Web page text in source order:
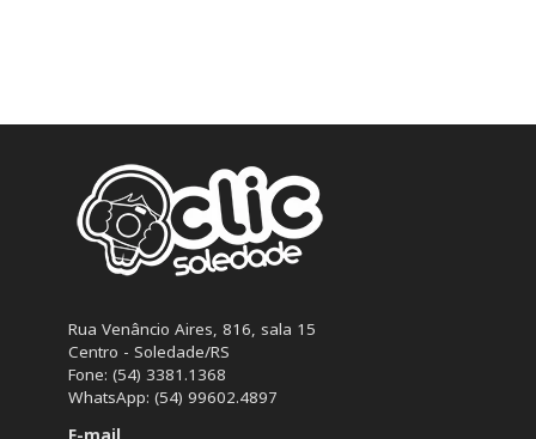
Rua Venâncio Aires, 816, sala 15
Centro - Soledade/RS
Fone: (54) 3381.1368
WhatsApp: (54) 99602.4897